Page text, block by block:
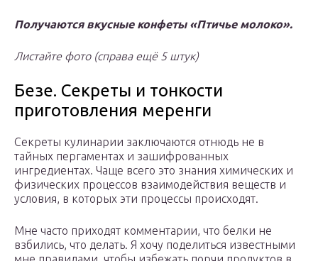
Получаются вкусные конфеты «Птичье молоко».
Листайте фото (справа ещё 5 штук)
Безе. Секреты и тонкости
приготовления меренги
Секреты кулинарии заключаются отнюдь не в
тайных пергаментах и зашифрованных
ингредиентах. Чаще всего это знания химических и
физических процессов взаимодействия веществ и
условия, в которых эти процессы происходят.
Мне часто приходят комментарии, что белки не
взбились, что делать. Я хочу поделиться известными